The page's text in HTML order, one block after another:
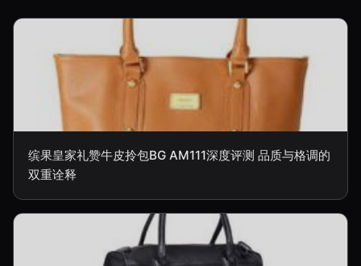
缤果皇家礼赞牛皮拎包BG AM111深度评测 品质与格调的
双重诠释